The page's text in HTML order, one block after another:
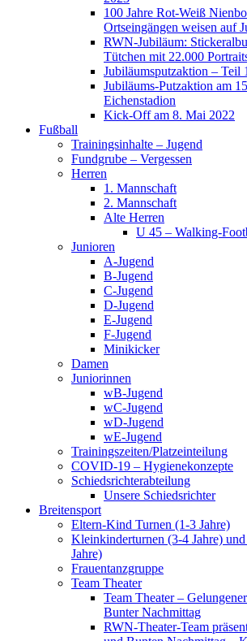
100 Jahre Rot-Weiß
Ortseingängen weisen auf
RWN-Jubiläum:
Tütchen mit 22.000
Jubiläumsputzaktion – Teil 1
Jubiläums-Putzaktion am
Eichenstadion
Kick-Off am 8. Mai 2022
Fußball
Trainingsinhalte – Jugend
Fundgrube – Vergessen
Herren
1. Mannschaft
2. Mannschaft
Alte Herren
U 45 – Walking-
Junioren
A-Jugend
B-Jugend
C-Jugend
D-Jugend
E-Jugend
F-Jugend
Minikicker
Damen
Juniorinnen
wB-Jugend
wC-Jugend
wD-Jugend
wE-Jugend
Trainingszeiten/Platzeinteilung
COVID-19 – Hygienekonzepte
Schiedsrichterabteilung
Unsere Schiedsrichter
Breitensport
Eltern-Kind Turnen (1-3 Jahre)
Kleinkinderturnen (3-4 Jahre)
Jahre)
Frauentanzgruppe
Team Theater
Team Theater –
Bunter Nachmittag
RWN-Theater-Team